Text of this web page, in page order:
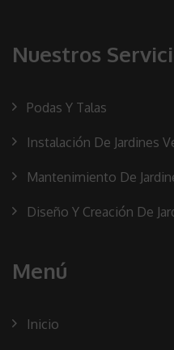
Nuestros
Podas Y Talas
Instalación De Jardines
Mantenimiento De
Diseño Y Creación De
Menú
Inicio